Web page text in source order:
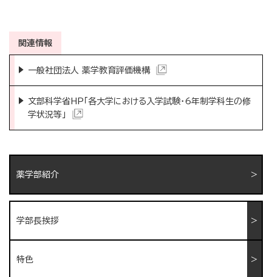
関連情報
一般社団法人 薬学教育評価機構
文部科学省HP「各大学における入学試験・6年制学科生の修
学状況等」
薬学部紹介
学部長挨拶
特色